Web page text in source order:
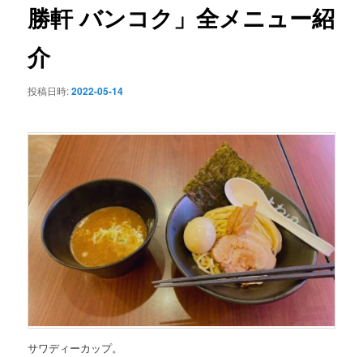
ョ
ン
勝軒 バンコク」全メニュー紹
介
投稿日時:2022-05-14
サワディーカップ。